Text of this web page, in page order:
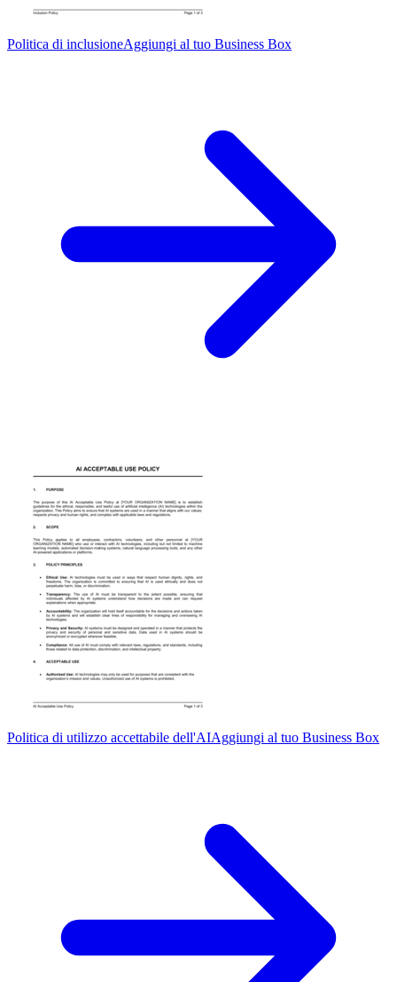
Politica di inclusioneAggiungi al tuo Business Box
Politica di utilizzo accettabile dell'AIAggiungi al tuo Business Box